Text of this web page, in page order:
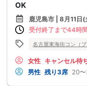
OK
鹿児島市 | 8月11日
受付終了まで44時
名古屋東海街コン（プ
女性 キャンセル待
男性 残り3席 20